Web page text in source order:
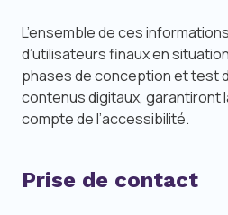
L’ensemble de ces
d’utilisateurs finaux en
phases de conception et test
contenus digitaux, garantiront
compte de l’accessibilité.
Prise de contact